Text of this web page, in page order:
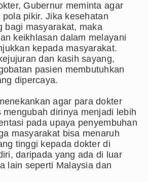
Bangkok
2026 Pukul 17.00 WIB
Gubernur meminta agar
pola pikir. Jika kesehatan
bagi masyarakat, maka
keikhlasan dalam melayani
kepada masyarakat.
dan kasih sayang,
pasien membutuhkan
dipercaya.
agar para dokter
mengubah dirinya menjadi lebih
pada upaya penyembuhan
masyarakat bisa menaruh
tinggi kepada dokter di
daripada yang ada di luar
lain seperti Malaysia dan